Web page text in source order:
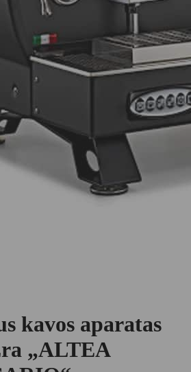
kavos aparatas
„ALTEA